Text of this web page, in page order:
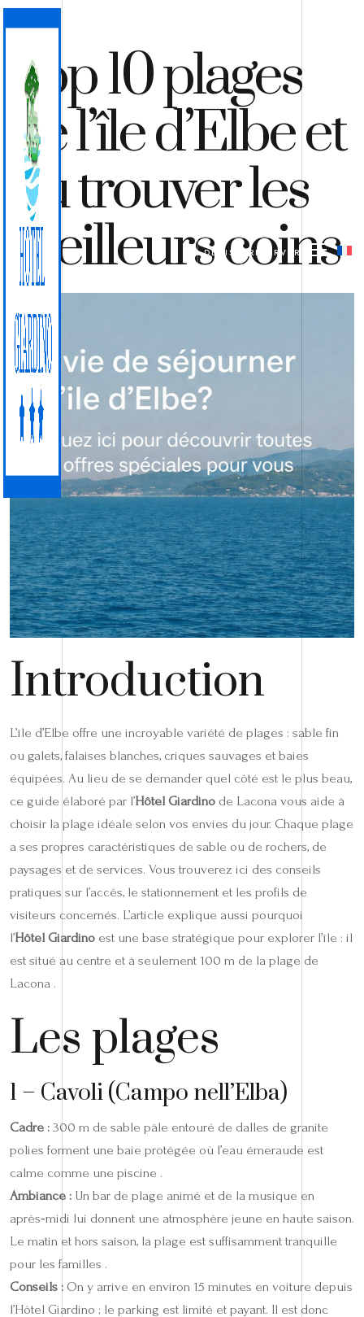
RÉSERVER
DEVIS
Top 10 plages
de l’île d’Elbe et
où trouver les
meilleurs coins
Introduction
L’île d’Elbe offre une incroyable variété de plages : sable fin
ou galets, falaises blanches, criques sauvages et baies
équipées. Au lieu de se demander quel côté est le plus beau,
ce guide élaboré par l’Hôtel Giardino de Lacona vous aide à
choisir la plage idéale selon vos envies du jour. Chaque plage
a ses propres caractéristiques de sable ou de rochers, de
paysages et de services. Vous trouverez ici des conseils
pratiques sur l’accès, le stationnement et les profils de
visiteurs concernés. L’article explique aussi pourquoi
l’Hôtel Giardino est une base stratégique pour explorer l’île : il
est situé au centre et à seulement 100 m de la plage de
Lacona .
Les plages
1 – Cavoli (Campo nell’Elba)
Cadre : 300 m de sable pâle entouré de dalles de granite
polies forment une baie protégée où l’eau émeraude est
calme comme une piscine .
Ambiance : Un bar de plage animé et de la musique en
après‑midi lui donnent une atmosphère jeune en haute saison.
Le matin et hors saison, la plage est suffisamment tranquille
pour les familles .
Conseils : On y arrive en environ 15 minutes en voiture depuis
l’Hôtel Giardino ; le parking est limité et payant. Il est donc